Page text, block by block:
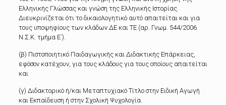
Ελληνικής Γλώσσας και γνώση της Ελληνικής Ιστορίας.
Διευκρινίζεται ότι το δικαιολογητικό αυτό απαιτείται και για
τους υποψηφίους των κλάδων ΔΕ και ΤΕ (αρ. Γνωμ. 544/2006
Ν.Σ.Κ. τμήμα Ε΄).
(β) Πιστοποιητικό Παιδαγωγικής και Διδακτικής Επάρκειας,
εφόσον κατέχουν, για τους κλάδους για τους οποίους απαιτείται
και
(γ) Διδακτορικό ή/και Μεταπτυχιακό Τίτλο στην Ειδική Αγωγή
και Εκπαίδευση ή στην Σχολική Ψυχολογία.